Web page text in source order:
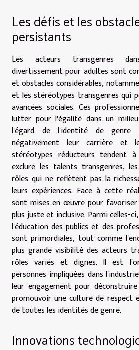
Les défis et les
persistants
Les acteurs transgenres
divertissement pour adultes sont
et obstacles considérables,
et les stéréotypes transgenres qui
avancées sociales. Ces
lutter pour l'égalité dans un
l'égard de l'identité de genre
négativement leur carrière et
stéréotypes réducteurs tendent
exclure les talents transgenres,
rôles qui ne reflètent pas la
leurs expériences. Face à cette
sont mises en œuvre pour
plus juste et inclusive. Parmi celles-
l'éducation des publics et des
sont primordiales, tout comme
plus grande visibilité des acteurs
rôles variés et dignes. Il est
personnes impliquées dans
leur engagement pour
promouvoir une culture de respect
de toutes les identités de genre.
Innovations